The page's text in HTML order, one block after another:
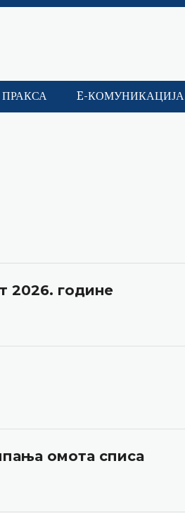
E-КОМУНИКАЦИЈА
2026. године
омота списа